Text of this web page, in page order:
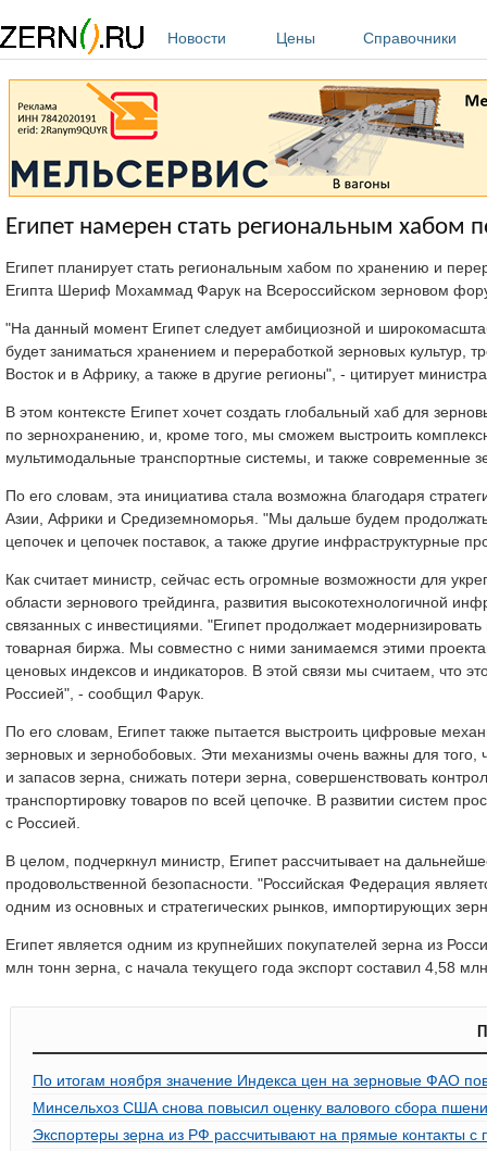
Новости
Цены Справочники
Египет намерен стать региональным хабом
Египет планирует стать региональным хабом по хранению и
Египта Шериф Мохаммад Фарук на Всероссийском зерновом
"На данный момент Египет следует амбициозной и
будет заниматься хранением и переработкой зерновых культур,
Восток и в Африку, а также в другие регионы", - цитирует
В этом контексте Египет хочет создать глобальный хаб для
по зернохранению, и, кроме того, мы сможем выстроить
мультимодальные транспортные системы, и также
По его словам, эта инициатива стала возможна благодаря
Азии, Африки и Средиземноморья. "Мы дальше будем продолжать
цепочек и цепочек поставок, а также другие инфраструктурные
Как считает министр, сейчас есть огромные возможности для
области зернового трейдинга, развития высокотехнологичной
связанных с инвестициями. "Египет продолжает
товарная биржа. Мы совместно с ними занимаемся этими
ценовых индексов и индикаторов. В этой связи мы считаем, что
Россией", - сообщил Фарук.
По его словам, Египет также пытается выстроить цифровые
зерновых и зернобобовых. Эти механизмы очень важны для того,
и запасов зерна, снижать потери зерна, совершенствовать
транспортировку товаров по всей цепочке. В развитии систем
с Россией.
В целом, подчеркнул министр, Египет рассчитывает на
продовольственной безопасности. "Российская Федерация
одним из основных и стратегических рынков, импортирующих
Египет является одним из крупнейших покупателей зерна из
млн тонн зерна, с начала текущего года экспорт составил 4,58
По итогам ноября значение Индекса цен на зерновые ФАО
Минсельхоз США снова повысил оценку валового сбора
Экспортеры зерна из РФ рассчитывают на прямые контакты с